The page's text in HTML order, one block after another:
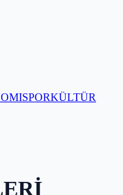
SPORKÜLTÜR